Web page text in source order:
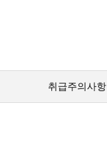
취급주의사항